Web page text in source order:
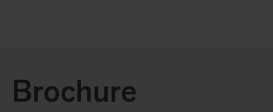
Brochure